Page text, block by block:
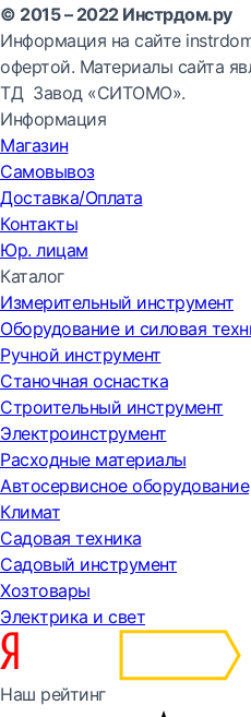
© 2015 – 2022 Инстрдом.ру
Информация на сайте
офертой. Материалы сайта
ТД Завод «СИТОМО».
Информация
Магазин
Самовывоз
Доставка/Оплата
Контакты
Юр. лицам
Каталог
Измерительный инструмент
Оборудование и силовая
Ручной инструмент
Станочная оснастка
Строительный инструмент
Электроинструмент
Расходные материалы
Автосервисное оборудование
Климат
Садовая техника
Садовый инструмент
Хозтовары
Электрика и свет
Наш рейтинг